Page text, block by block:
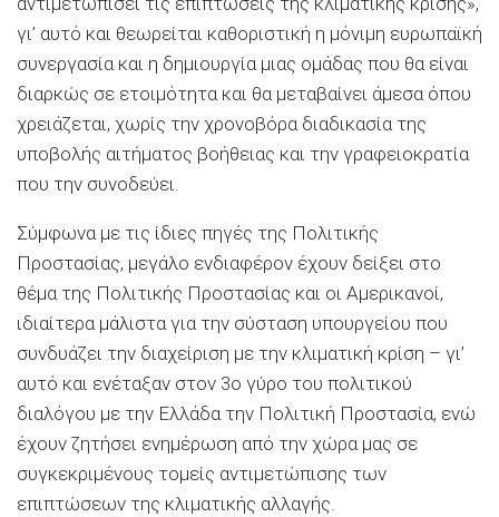
γι’ αυτό και θεωρείται καθοριστική η μόνιμη ευρωπαϊκή
συνεργασία και η δημιουργία μιας ομάδας που θα είναι
διαρκώς σε ετοιμότητα και θα μεταβαίνει άμεσα όπου
χρειάζεται, χωρίς την χρονοβόρα διαδικασία της
υποβολής αιτήματος βοήθειας και την γραφειοκρατία
που την συνοδεύει.
Σύμφωνα με τις ίδιες πηγές της Πολιτικής
Προστασίας, μεγάλο ενδιαφέρον έχουν δείξει στο
θέμα της Πολιτικής Προστασίας και οι Αμερικανοί,
ιδιαίτερα μάλιστα για την σύσταση υπουργείου που
συνδυάζει την διαχείριση με την κλιματική κρίση – γι’
αυτό και ενέταξαν στον 3ο γύρο του πολιτικού
διαλόγου με την Ελλάδα την Πολιτική Προστασία, ενώ
έχουν ζητήσει ενημέρωση από την χώρα μας σε
συγκεκριμένους τομείς αντιμετώπισης των
επιπτώσεων της κλιματικής αλλαγής.